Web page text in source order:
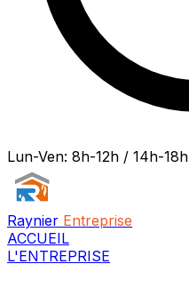
Lun-Ven: 8h-12h / 14h-18h
Raynier Entreprise
ACCUEIL
L'ENTREPRISE